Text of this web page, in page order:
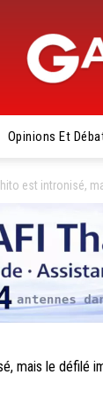
Opinions Et
est intronisé,
mais le défilé